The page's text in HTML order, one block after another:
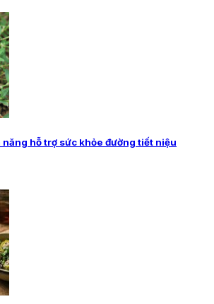
năng hỗ trợ sức khỏe đường tiết niệu